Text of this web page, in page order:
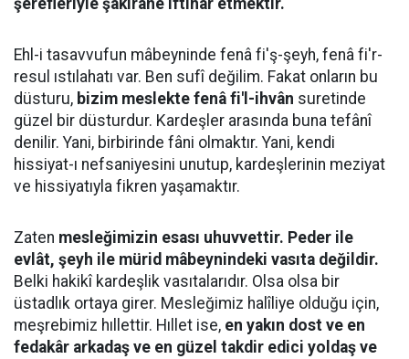
şerefleriyle şâkirâne iftihar etmektir.
Ehl-i tasavvufun mâbeyninde fenâ fi'ş-şeyh, fenâ fi'r-
resul ıstılahatı var. Ben sufî değilim. Fakat onların bu
düsturu, bizim meslekte fenâ fi'l-ihvân suretinde
güzel bir düsturdur. Kardeşler arasında buna tefânî
denilir. Yani, birbirinde fâni olmaktır. Yani, kendi
hissiyat-ı nefsaniyesini unutup, kardeşlerinin meziyat
ve hissiyatıyla fikren yaşamaktır.
Zaten mesleğimizin esası uhuvvettir. Peder ile
evlât, şeyh ile mürid mâbeynindeki vasıta değildir.
Belki hakikî kardeşlik vasıtalarıdır. Olsa olsa bir
üstadlık ortaya girer. Mesleğimiz halîliye olduğu için,
meşrebimiz hıllettir. Hıllet ise, en yakın dost ve en
fedakâr arkadaş ve en güzel takdir edici yoldaş ve